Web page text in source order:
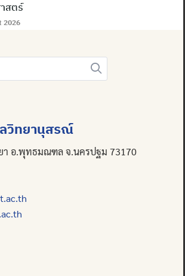
สตร์
2026
ลวิทยานุสรณ์
า อ.พุทธมณฑล จ.นครปฐม 73170